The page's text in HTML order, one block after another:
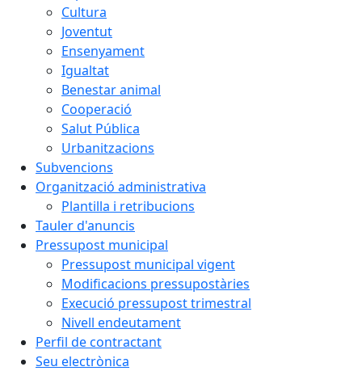
Cultura
Joventut
Ensenyament
Igualtat
Benestar animal
Cooperació
Salut Pública
Urbanitzacions
Subvencions
Organització administrativa
Plantilla i retribucions
Tauler d'anuncis
Pressupost municipal
Pressupost municipal vigent
Modificacions pressupostàries
Execució pressupost trimestral
Nivell endeutament
Perfil de contractant
Seu electrònica